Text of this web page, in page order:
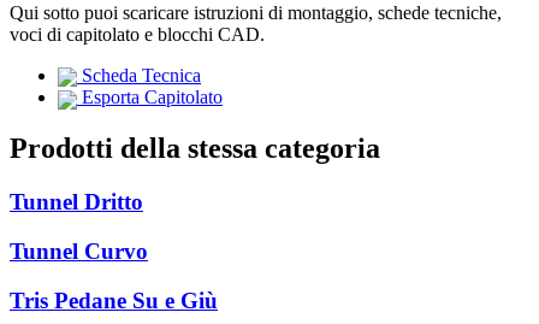
Qui sotto puoi scaricare istruzioni di montaggio, schede tecniche,
voci di capitolato e blocchi CAD.
Scheda Tecnica
Esporta Capitolato
Prodotti della stessa categoria
Tunnel Dritto
Tunnel Curvo
Tris Pedane Su e Giù